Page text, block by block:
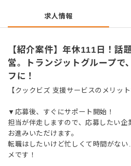
求人情報
【紹介案件】年休111日！話
営。トランジットグループで
フに！
【クックビズ 支援サービスのメリット
▼応募後、すぐにサポート開始！
担当が伴走しますので、応募したい企
お進みいただけます。
転職はしたいけど忙しくて時間がな
メです！